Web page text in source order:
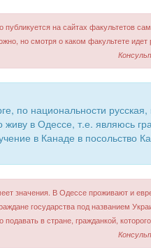
на сайтах факультетов
но смотря о каком факультете идет
по национальности
живу в Одессе, т.е. являюсь
в Канаде в посольство
значения. В Одессе проживают и
государства под названием
в стране, гражданкой,